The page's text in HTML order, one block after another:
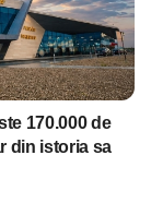
170.000 de
din istoria sa